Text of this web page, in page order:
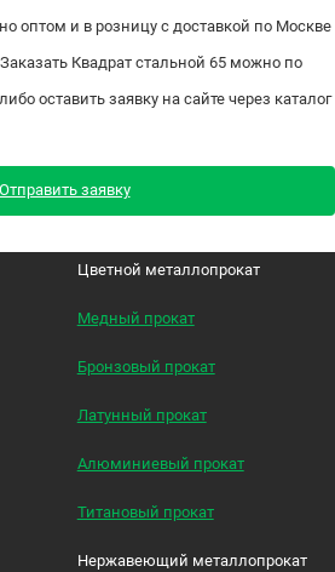
оптом и в розницу с доставкой по Москве
Квадрат стальной 65 можно по
оставить заявку на сайте через каталог
Отправить заявку
Цветной металлопрокат
Медный прокат
Бронзовый прокат
Латунный прокат
Алюминиевый прокат
Титановый прокат
Нержавеющий металлопрокат